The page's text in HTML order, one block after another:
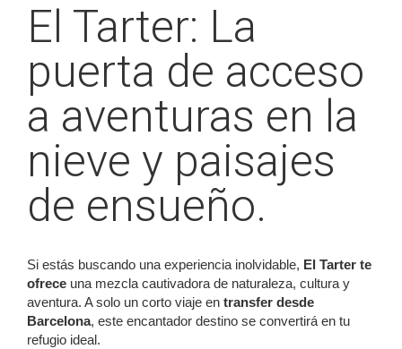
El Tarter: La
puerta de acceso
a aventuras en la
nieve y paisajes
de ensueño.
Si estás buscando una experiencia inolvidable, El Tarter te
ofrece una mezcla cautivadora de naturaleza, cultura y
aventura. A solo un corto viaje en transfer desde
Barcelona, este encantador destino se convertirá en tu
refugio ideal.